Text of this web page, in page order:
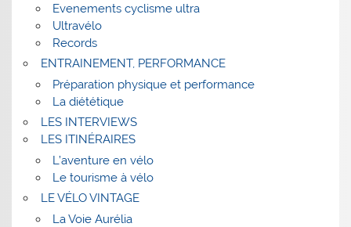
Evenements cyclisme ultra
Ultravélo
Records
ENTRAINEMENT, PERFORMANCE
Préparation physique et performance
La diététique
LES INTERVIEWS
LES ITINÉRAIRES
L’aventure en vélo
Le tourisme à vélo
LE VÉLO VINTAGE
La Voie Aurélia